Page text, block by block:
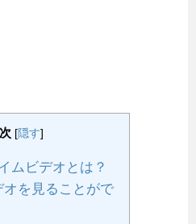
[隠す]
ムビデオとは？
を見ることがで